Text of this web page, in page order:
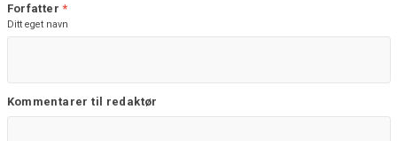
Forfatter*
Ditt eget navn
Kommentarer til redaktør